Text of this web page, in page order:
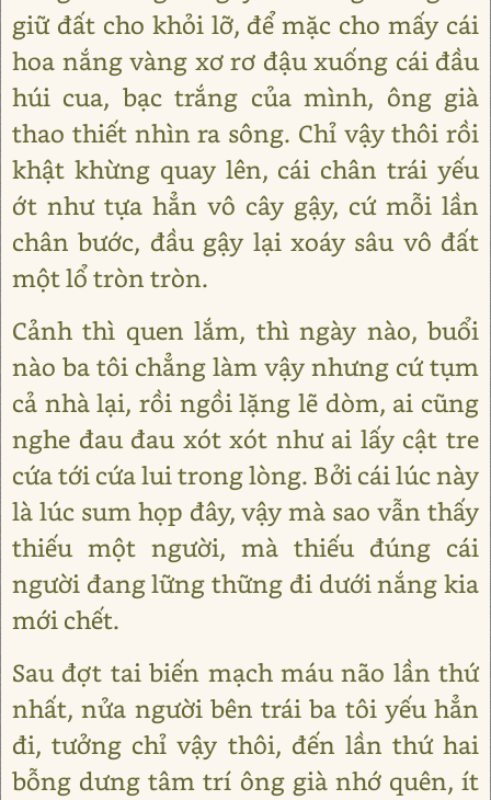
giữ đất cho khỏi lỡ, để mặc cho mấy cái
hoa nắng vàng xơ rơ đậu xuống cái đầu
húi cua, bạc trắng của mình, ông già
thao thiết nhìn ra sông. Chỉ vậy thôi rồi
khật khừng quay lên, cái chân trái yếu
ớt như tựa hẳn vô cây gậy, cứ mỗi lần
chân bước, đầu gậy lại xoáy sâu vô đất
một lổ tròn tròn.
Cảnh thì quen lắm, thì ngày nào, buổi
nào ba tôi chẳng làm vậy nhưng cứ tụm
cả nhà lại, rồi ngồi lặng lẽ dòm, ai cũng
nghe đau đau xót xót như ai lấy cật tre
cứa tới cứa lui trong lòng. Bởi cái lúc này
là lúc sum họp đây, vậy mà sao vẫn thấy
thiếu một người, mà thiếu đúng cái
người đang lững thững đi dưới nắng kia
mới chết.
Sau đợt tai biến mạch máu não lần thứ
nhất, nửa người bên trái ba tôi yếu hẳn
đi, tưởng chỉ vậy thôi, đến lần thứ hai
bỗng dưng tâm trí ông già nhớ quên, ít